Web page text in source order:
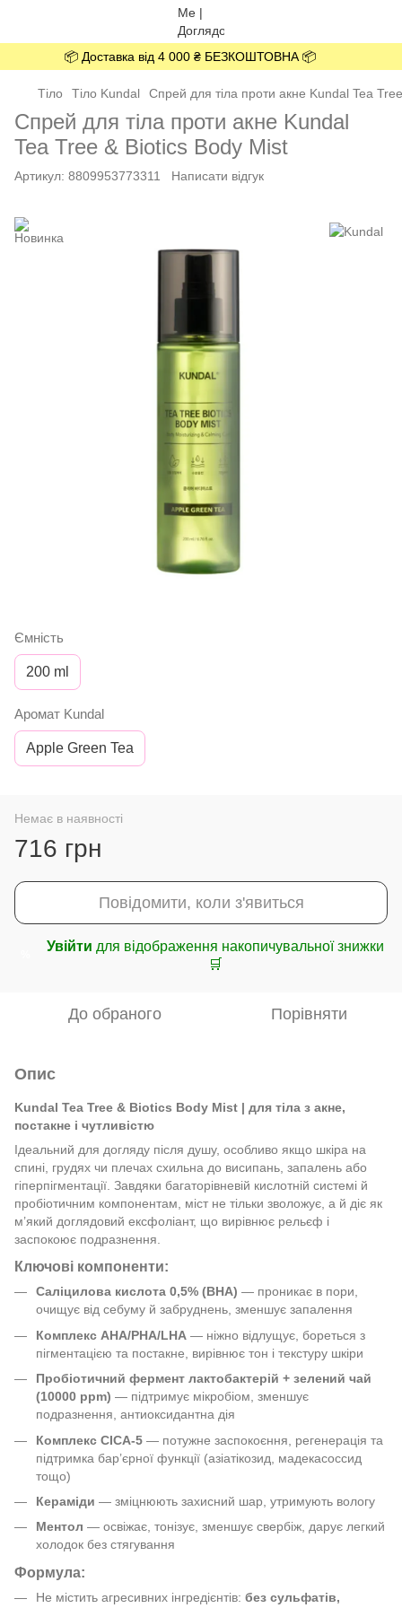
📦 Доставка від 4 000 ₴ БЕЗКОШТОВНА 📦
Тіло Тіло Kundal Спрей для тіла проти акне Kundal Tea
Спрей для тіла проти акне Kundal
Tea Tree & Biotics Body Mist
Артикул: 8809953773311 Написати відгук
Ємність
200 ml
Аромат Kundal
Apple Green Tea
Немає в наявності
716 грн
Повідомити, коли з'явиться
Увійти для відображення накопичувальної знижки
🛒
До обраного Порівняти
Опис
Kundal Tea Tree & Biotics Body Mist | для тіла з акне,
постакне і чутливістю
Ідеальний для догляду після душу, особливо якщо шкіра на
спині, грудях чи плечах схильна до висипань, запалень або
гіперпігментації. Завдяки багаторівневій кислотній системі й
пробіотичним компонентам, міст не тільки зволожує, а й діє як
м’який доглядовий ексфоліант, що вирівнює рельєф і
заспокоює подразнення.
Ключові компоненти:
Саліцилова кислота 0,5% (BHA) — проникає в пори,
очищує від себуму й забруднень, зменшує запалення
Комплекс AHA/PHA/LHA — ніжно відлущує, бореться з
пігментацією та постакне, вирівнює тон і текстуру шкіри
Пробіотичний фермент лактобактерій + зелений чай
(10000 ppm) — підтримує мікробіом, зменшує
подразнення, антиоксидантна дія
Комплекс CICA-5 — потужне заспокоєння, регенерація та
підтримка бар’єрної функції (азіатікозид, мадекасоссид
тощо)
Кераміди — зміцнюють захисний шар, утримують вологу
Ментол — освіжає, тонізує, зменшує свербіж, дарує легкий
холодок без стягування
Формула:
Не містить агресивних інгредієнтів: без сульфатів,